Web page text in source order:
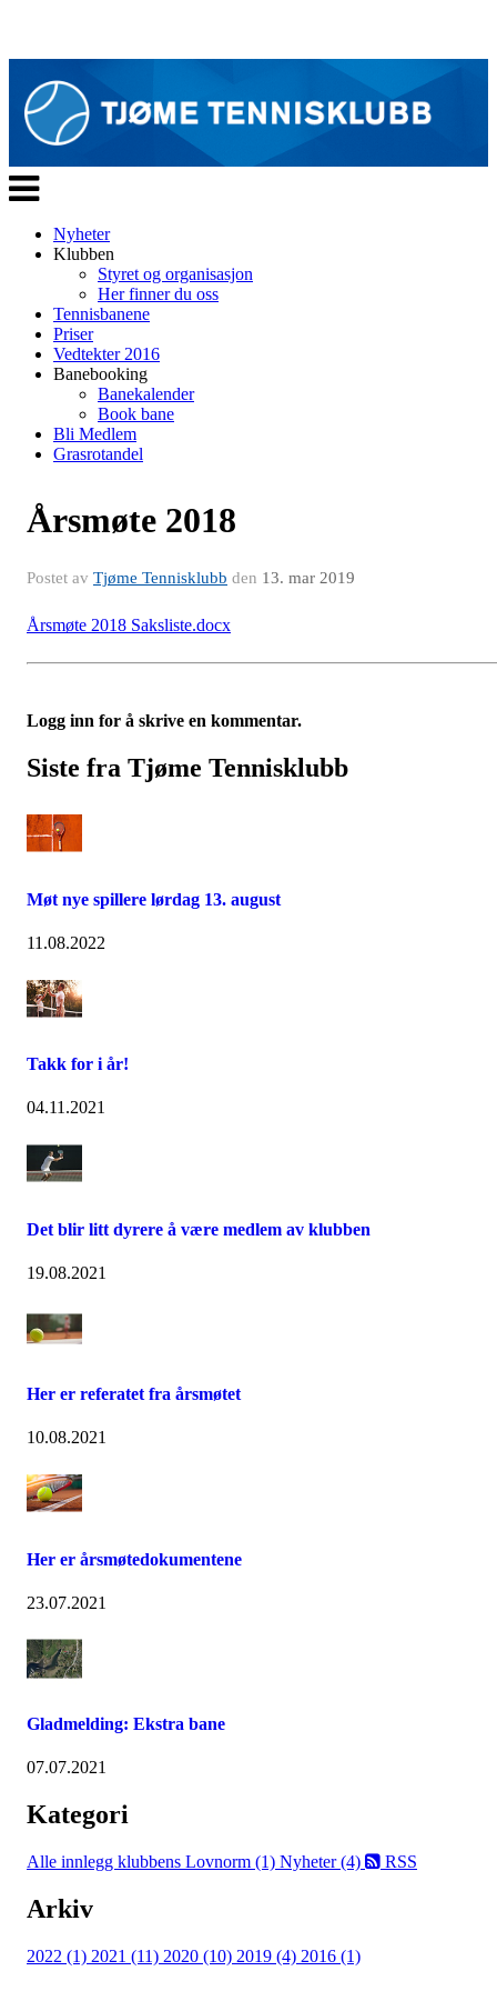
Veksle
navigasjon
Nyheter
Klubben
Styret og organisasjon
Her finner du oss
Tennisbanene
Priser
Vedtekter 2016
Banebooking
Banekalender
Book bane
Bli Medlem
Grasrotandel
Årsmøte 2018
Postet av Tjøme Tennisklubb den 13. mar 2019
Årsmøte 2018 Saksliste.docx
Logg inn for å skrive en kommentar.
Siste fra Tjøme Tennisklubb
Møt nye spillere lørdag 13. august
11.08.2022
Takk for i år!
04.11.2021
Det blir litt dyrere å være medlem av klubben
19.08.2021
Her er referatet fra årsmøtet
10.08.2021
Her er årsmøtedokumentene
23.07.2021
Gladmelding: Ekstra bane
07.07.2021
Kategori
Alle innlegg klubbens Lovnorm (1) Nyheter (4) RSS
Arkiv
2022 (1) 2021 (11) 2020 (10) 2019 (4) 2016 (1)